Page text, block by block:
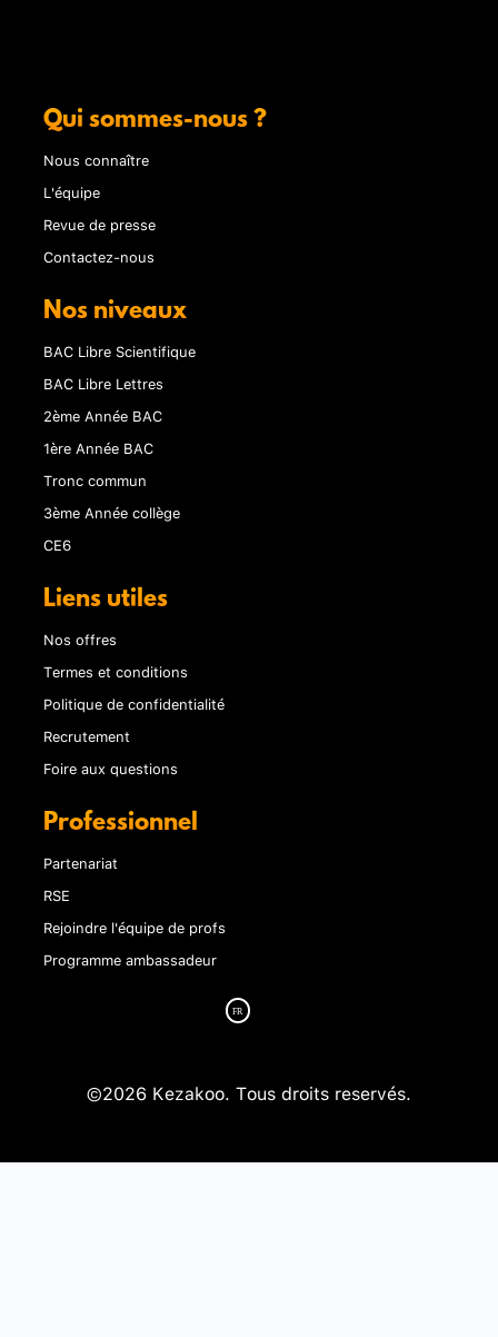
Qui sommes-nous ?
Nous connaître
L'équipe
Revue de presse
Contactez-nous
Nos niveaux
BAC Libre Scientifique
BAC Libre Lettres
2ème Année BAC
1ère Année BAC
Tronc commun
3ème Année collège
CE6
Liens utiles
Nos offres
Termes et conditions
Politique de confidentialité
Recrutement
Foire aux questions
Professionnel
Partenariat
RSE
Rejoindre l'équipe de profs
Programme ambassadeur
©2026 Kezakoo. Tous droits reservés.